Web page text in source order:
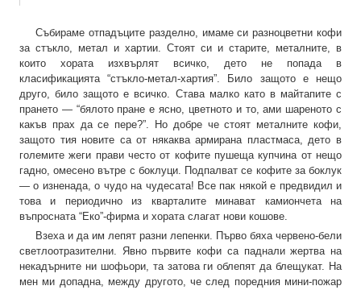
Събираме отпадъците разделно, имаме си разноцветни кофи
за стъкло, метал и хартии. Стоят си и старите, металните, в
които хората изхвърлят всичко, дето не попада в
класификацията “стъкло-метал-хартия”. Било защото е нещо
друго, било защото е всичко. Става малко като в майтапите с
прането — “бялото пране е ясно, цветното и то, ами шареното с
какъв прах да се пере?”. Но добре че стоят металните кофи,
защото тия новите са от някаква армирана пластмаса, дето в
големите жеги прави често от кофите пушеща купчина от нещо
гадно, омесено вътре с боклуци. Подпалват се кофите за боклук
— о изненада, о чудо на чудесата! Все пак някой е предвидил и
това и периодично из кварталите минават камиончета на
въпросната “Еко”-фирма и хората слагат нови кошове.
Взеха и да им лепят разни лепенки. Първо бяха червено-бели
светлоотразителни. Явно първите кофи са паднали жертва на
некадърните ни шофьори, та затова ги облепят да блещукат. На
мен ми допадна, между другото, че след поредния мини-пожар